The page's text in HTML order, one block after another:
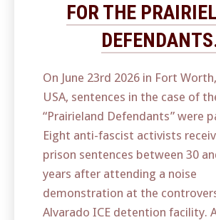
FOR THE
On June 23rd 2026 in Fort
USA, sentences in the case of
“Prairieland Defendants” were
Eight anti-fascist activists
prison sentences between 30
years after attending a noise
demonstration at the
Alvarado ICE detention facility.